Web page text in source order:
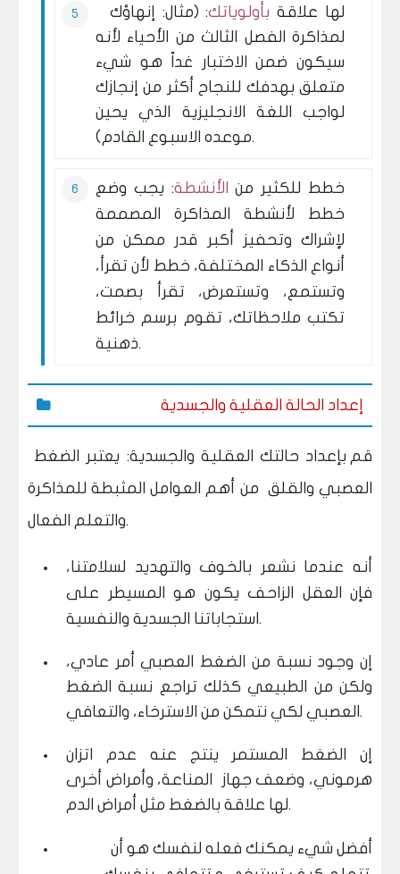
لها علاقة بأولوياتك: (مثال: إنهاؤك
لمذاكرة الفصل الثالث من الأحياء لأنه
سيكون ضمن الاختبار غداً هو شيء
متعلق بهدفك للنجاح أكثر من إنجازك
لواجب اللغة الانجليزية الذي يحين
موعده الاسبوع القادم).
خطط للكثير من الأنشطة: يجب وضع
خطط لأنشطة المذاكرة المصممة
لإشراك وتحفيز أكبر قدر ممكن من
أنواع الذكاء المختلفة، خطط لأن تقرأ،
وتستمع، وتستعرض، تقرأ بصمت،
تكتب ملاحظاتك، تقوم برسم خرائط
ذهنية.
إعداد الحالة العقلية والجسدية
قم بإعداد حالتك العقلية والجسدية: يعتبر الضغط
العصبي والقلق من أهم العوامل المثبطة للمذاكرة
والتعلم الفعال.
أنه عندما نشعر بالخوف والتهديد لسلامتنا،
فإن العقل الزاحف يكون هو المسيطر على
استجاباتنا الجسدية والنفسية.
إن وجود نسبة من الضغط العصبي أمر عادي،
ولكن من الطبيعي كذلك تراجع نسبة الضغط
العصبي لكي نتمكن من الاسترخاء، والتعافي.
إن الضغط المستمر ينتج عنه عدم اتزان
هرموني، وضعف جهاز المناعة، وأمراض أخرى
لها علاقة بالضغط مثل أمراض الدم.
أفضل شيء يمكنك فعله لنفسك هو أن